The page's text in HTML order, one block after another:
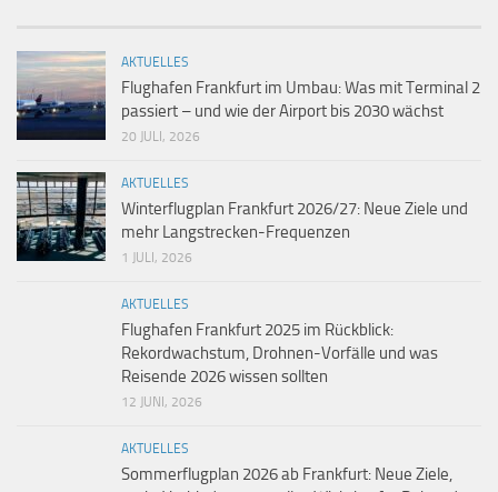
AKTUELLES
Flughafen Frankfurt im Umbau: Was mit Terminal 2
passiert – und wie der Airport bis 2030 wächst
20 JULI, 2026
AKTUELLES
Winterflugplan Frankfurt 2026/27: Neue Ziele und
mehr Langstrecken-Frequenzen
1 JULI, 2026
AKTUELLES
Flughafen Frankfurt 2025 im Rückblick:
Rekordwachstum, Drohnen-Vorfälle und was
Reisende 2026 wissen sollten
12 JUNI, 2026
AKTUELLES
Sommerflugplan 2026 ab Frankfurt: Neue Ziele,